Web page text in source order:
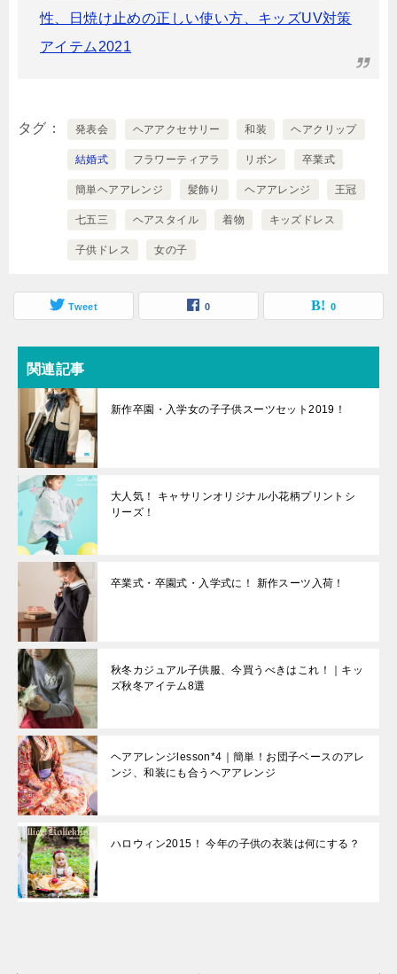
性、日焼け止めの正しい使い方、キッズUV対策
アイテム2021
タグ 発表会 ヘアアクセサリー 和装 ヘアクリップ
結婚式 フラワーティアラ リボン 卒業式
簡単ヘアアレンジ 髪飾り ヘアアレンジ 王冠
七五三 ヘアスタイル 着物 キッズドレス
子供ドレス 女の子
Tweet 0 0
関連記事
新作卒園・入学女の子子供スーツセット2019！
大人気！ キャサリンオリジナル小花柄プリントシ
リーズ！
卒業式・卒園式・入学式に！ 新作スーツ入荷！
秋冬カジュアル子供服、今買うべきはこれ！｜キッ
ズ秋冬アイテム8選
ヘアアレンジlesson*4｜簡単！お団子ベースのアレ
ンジ、和装にも合うヘアアレンジ
ハロウィン2015！ 今年の子供の衣装は何にする？